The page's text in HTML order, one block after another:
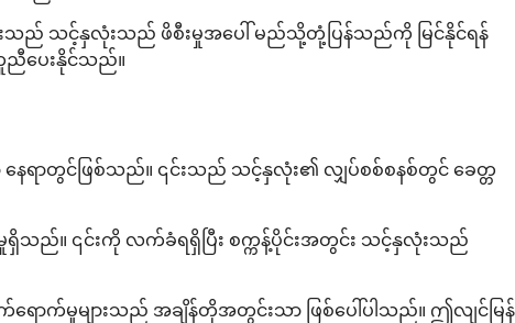
င်းသည် သင့်နှလုံးသည် ဖိစီးမှုအပေါ် မည်သို့တုံ့ပြန်သည်ကို မြင်နိုင်ရန်
ညီပေးနိုင်သည်။
နေရာတွင်ဖြစ်သည်။ ၎င်းသည် သင့်နှလုံး၏ လျှပ်စစ်စနစ်တွင် ခေတ္တ
ရှိသည်။ ၎င်းကို လက်ခံရရှိပြီး စက္ကန့်ပိုင်းအတွင်း သင့်နှလုံးသည်
က်ရောက်မှုများသည် အချိန်တိုအတွင်းသာ ဖြစ်ပေါ်ပါသည်။ ဤလျင်မြန်